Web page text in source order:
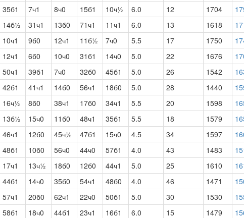
35б1 7ч1 8ч0 15б1 10ч½ 6.0 12 1704
14б½ 31ч1 13б0 71ч1 11ч1 6.0 13 1618
10ч1 9б0 12ч1 11б½ 7ч0 5.5 17 1750
12ч1 6б0 10ч0 31б1 14ч0 5.0 22 1676
50ч1 39б1 7ч0 32б0 45б1 5.0 26 1542
42б1 41ч1 14б0 56ч1 18б0 5.0 28 1440
16ч½ 8б0 38ч1 17б0 34ч1 5.5 20 1598
13б½ 15ч0 11б0 48ч1 35б1 5.5 18 1579
46ч1 12б0 45ч½ 47б1 15ч0 4.5 34 1597
48б1 10б0 56ч0 44ч0 57б1 4.0 43 1483
17ч1 13ч½ 18б0 12б0 44ч1 5.0 25 1610
44б1 14ч0 35б0 54ч1 48б0 4.0 46 1471
57ч1 20б0 62ч1 22ч0 50б1 5.0 30 1530
58б1 18ч0 44б1 23ч1 16б1 6.0 15 1479